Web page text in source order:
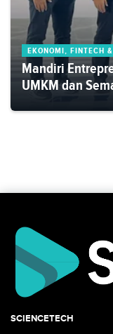
EKONOMI, FINTECH
Mandiri
UMKM dan
SCIENCETECH